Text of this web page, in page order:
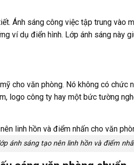
Ánh sáng công việc tập trung vào
ví dụ điển hình. Lớp ánh sáng này
cho văn phòng. Nó không có chức
logo công ty hay một bức tường
ánh sáng tạo nên linh hồn và điểm